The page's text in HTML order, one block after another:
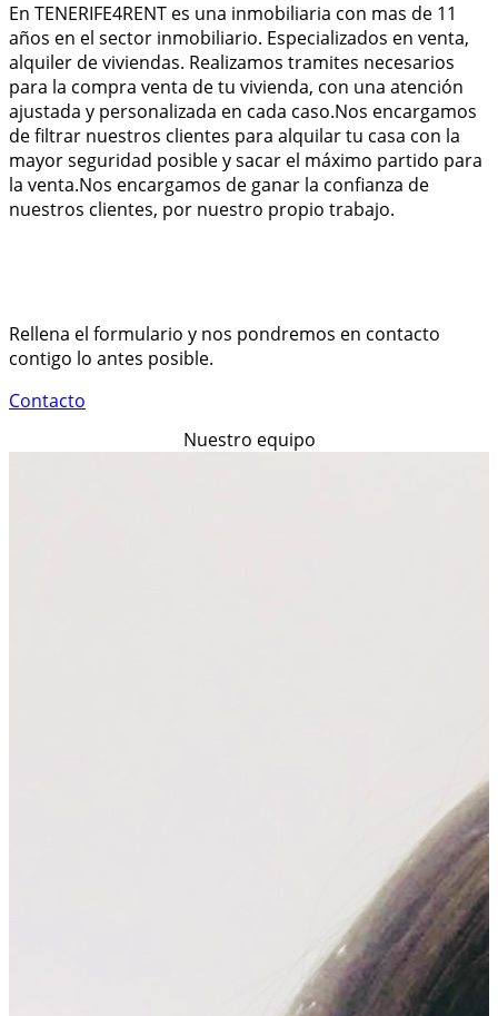
En TENERIFE4RENT es una inmobiliaria con mas de 11
años en el sector inmobiliario. Especializados en venta,
alquiler de viviendas. Realizamos tramites necesarios
para la compra venta de tu vivienda, con una atención
ajustada y personalizada en cada caso.Nos encargamos
de filtrar nuestros clientes para alquilar tu casa con la
mayor seguridad posible y sacar el máximo partido para
la venta.Nos encargamos de ganar la confianza de
nuestros clientes, por nuestro propio trabajo.
Rellena el formulario y nos pondremos en contacto
contigo lo antes posible.
Contacto
Nuestro equipo